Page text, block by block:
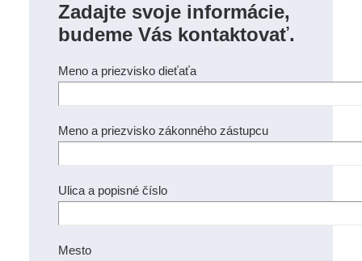
Zadajte svoje informácie,
budeme Vás kontaktovať.
Meno a priezvisko dieťaťa
Meno a priezvisko zákonného zástupcu
Ulica a popisné číslo
Mesto